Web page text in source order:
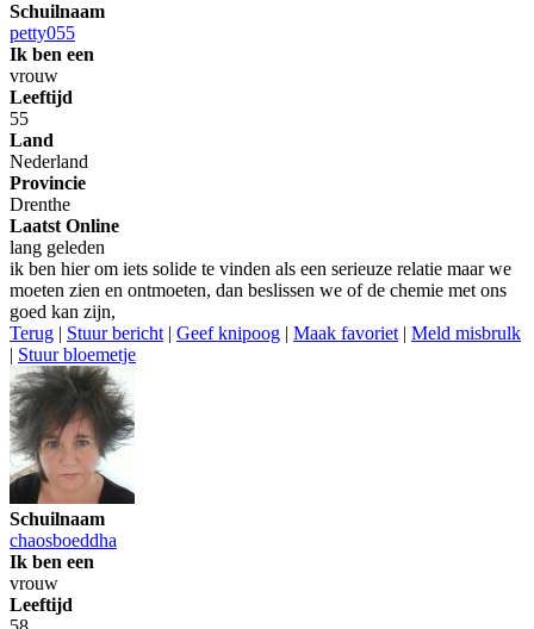
Schuilnaam
petty055
Ik ben een
vrouw
Leeftijd
55
Land
Nederland
Provincie
Drenthe
Laatst Online
lang geleden
ik ben hier om iets solide te vinden als een serieuze relatie maar we
moeten zien en ontmoeten, dan beslissen we of de chemie met ons
goed kan zijn,
Terug | Stuur bericht | Geef knipoog | Maak favoriet | Meld misbrulk
| Stuur bloemetje
Schuilnaam
chaosboeddha
Ik ben een
vrouw
Leeftijd